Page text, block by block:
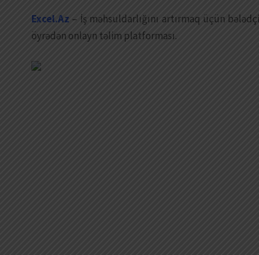
Excel.Az – İş məhsuldarlığını artırmaq üçün
öyrədən onlayn təlim platforması.